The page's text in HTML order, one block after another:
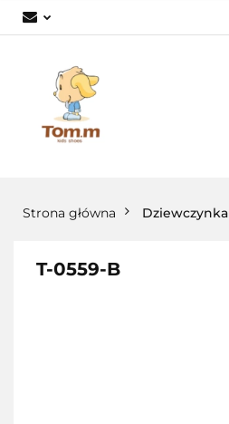
Strona główna Dziewczynka
T-0559-B